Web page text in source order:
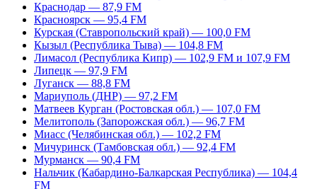
Краснодар — 87,9 FM
Красноярск — 95,4 FM
Курская (Ставропольский край) — 100,0 FM
Кызыл (Республика Тыва) — 104,8 FM
Лимасол (Республика Кипр) — 102,9 FM и 107,9 FM
Липецк — 97,9 FM
Луганск — 88,8 FM
Мариуполь (ДНР) — 97,2 FM
Матвеев Курган (Ростовская обл.) — 107,0 FM
Мелитополь (Запорожская обл.) — 96,7 FM
Миасс (Челябинская обл.) — 102,2 FM
Мичуринск (Тамбовская обл.) — 92,4 FM
Мурманск — 90,4 FM
Нальчик (Кабардино-Балкарская Республика) — 104,4
FM